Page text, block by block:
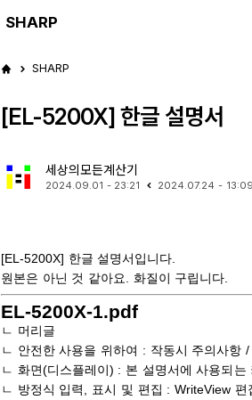
SHARP
SHARP
[EL-5200X] 한글 설명서
세상의모든계산기
2024.09.01 - 23:21 2024.07.24 - 13:09
[EL-5200X] 한글 설명서입니다.
원본은 아닌 것 같아요. 화질이 구립니다.
EL-5200X-1.pdf
ㄴ 머리글
ㄴ 안전한 사용을 위하여 : 작동시 주의사항
ㄴ 화면(디스플레이) : 본 설명서에 사용되
ㄴ 방정식 입력, 표시 및 편집 : WriteView